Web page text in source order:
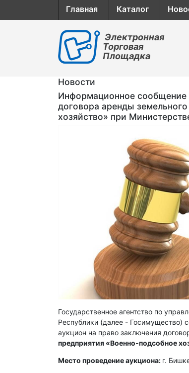
Главная Каталог
Электронная
Торговая
Площадка
Новости
Информационное сообщение
договора аренды
хозяйство» при
Государственное агентство по
Республики (далее - Госимущество)
аукцион на право заключения
предприятия «Военно-подсобное
Место проведение аукциона: г.